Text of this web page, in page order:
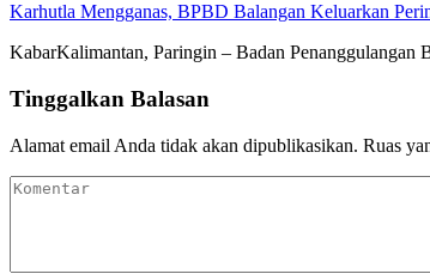
Karhutla Mengganas, BPBD Balangan Keluarkan
KabarKalimantan, Paringin – Badan
Tinggalkan Balasan
Alamat email Anda tidak akan dipublikasikan. Ruas